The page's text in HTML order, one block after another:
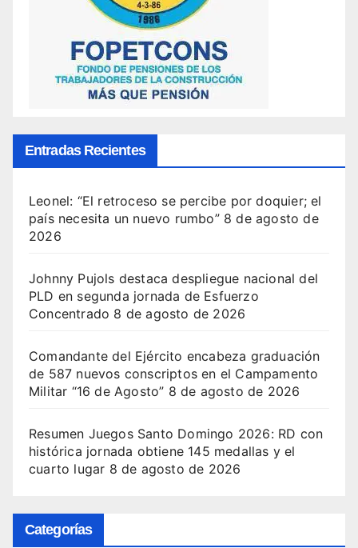
Entradas Recientes
Leonel: “El retroceso se percibe por doquier; el
país necesita un nuevo rumbo” 8 de agosto de
2026
Johnny Pujols destaca despliegue nacional del
PLD en segunda jornada de Esfuerzo
Concentrado 8 de agosto de 2026
Comandante del Ejército encabeza graduación
de 587 nuevos conscriptos en el Campamento
Militar “16 de Agosto” 8 de agosto de 2026
Resumen Juegos Santo Domingo 2026: RD con
histórica jornada obtiene 145 medallas y el
cuarto lugar 8 de agosto de 2026
Categorías